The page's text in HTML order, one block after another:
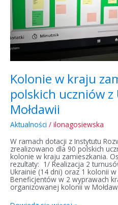
Kolonie w kraju
polskich uczniów z
Mołdawii
Aktualności / ilonagosiewska
W ramach dotacji z Instytutu
zrealizowano dla 90 polskich
kolonie w kraju zamieszkania.
rezultaty: 1/ Realizacja 2
Ukrainie (14 dni) oraz 1 kolonii w
Beneficjentów w 2 wyprawach
organizowanej kolonii w